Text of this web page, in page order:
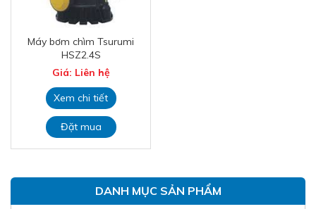
Máy bơm chìm Tsurumi
HSZ2.4S
Giá: Liên hệ
Xem chi tiết
Đặt mua
DANH MỤC SẢN PHẨM